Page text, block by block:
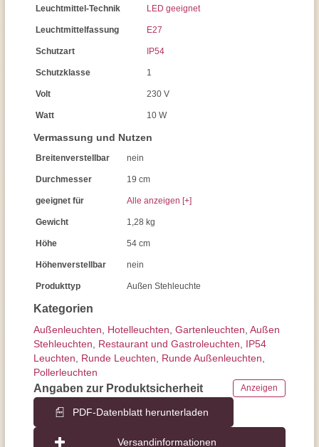
Kategorien
Außen­leuchten Hotelleuchten Gartenleuchten Außen
Stehleuchten
Restaurant und Gastroleuchten
IP54
Leuchten
Runde Leuchten Runde Außenleuchten
Pollerleuchten
Angaben zur Produktsicherheit Anzeigen
PDF-Datenblatt herunterladen
Versandinformationen
Leuchtmittel-Technik LED geeignet
Leuchtmittelfassung E27
Schutzart IP54
Schutzklasse 1
Volt 230 V
Watt 10 W
Vermassung und Nutzen
Breitenverstellbar nein
Durchmesser 19 cm
geeignet für Alle anzeigen [+]
Gewicht 1,28 kg
Höhe 54 cm
Höhenverstellbar nein
Produkttyp Außen Stehleuchte